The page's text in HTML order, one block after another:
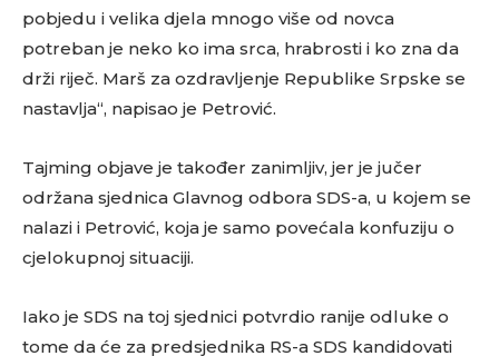
pobjedu i velika d‌jela mnogo više od novca
potreban je neko ko ima srca, hrabrosti i ko zna da
drži riječ. Marš za ozdravljenje Republike Srpske se
nastavlja“, napisao je Petrović.
Tajming objave je također zanimljiv, jer je jučer
održana sjednica Glavnog odbora SDS-a, u kojem se
nalazi i Petrović, koja je samo povećala konfuziju o
cjelokupnoj situaciji.
Iako je SDS na toj sjednici potvrdio ranije odluke o
tome da će za predsjednika RS-a SDS kandidovati